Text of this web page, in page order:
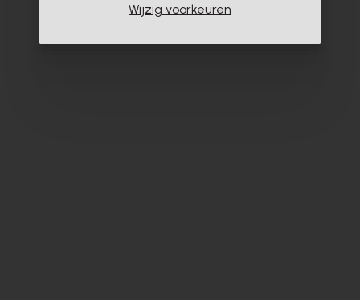
Wijzig voorkeuren